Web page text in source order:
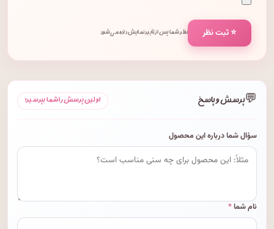
⭐ ثبت نظر نظر شما پس از تأیید نمایش داده می‌شود.
💬پرسش و پاسخ اولین پرسش را شما بپرسید!
سؤال شما درباره این محصول
نام شما*